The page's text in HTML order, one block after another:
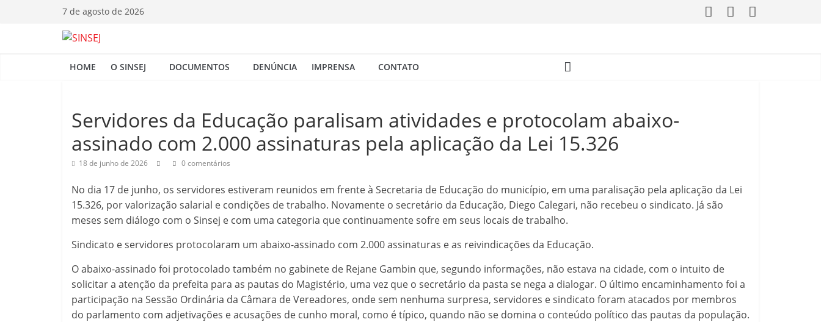
7 de agosto de 2026
S
N
S
E
HOME O SINSEJ DOCUMENTOS DENÚNCIA IMPRENSA CONTATO
Servidores da Educação paralisam atividades e protocolam abaixo-
assinado com 2.000 assinaturas pela aplicação da Lei 15.326
18 de junho de 2026 0 comentários
No dia 17 de junho, os servidores estiveram reunidos em frente à Secretaria de Educação do município, em uma paralisação pela aplicação da Lei
15.326, por valorização salarial e condições de trabalho. Novamente o secretário da Educação, Diego Calegari, não recebeu o sindicato. Já são
meses sem diálogo com o Sinsej e com uma categoria que continuamente sofre em seus locais de trabalho.
Sindicato e servidores protocolaram um abaixo-assinado com 2.000 assinaturas e as reivindicações da Educação.
O abaixo-assinado foi protocolado também no gabinete de Rejane Gambin que, segundo informações, não estava na cidade, com o intuito de
solicitar a atenção da prefeita para as pautas do Magistério, uma vez que o secretário da pasta se nega a dialogar. O último encaminhamento foi a
participação na Sessão Ordinária da Câmara de Vereadores, onde sem nenhuma surpresa, servidores e sindicato foram atacados por membros
do parlamento com adjetivações e acusações de cunho moral, como é típico, quando não se domina o conteúdo político das pautas da população.